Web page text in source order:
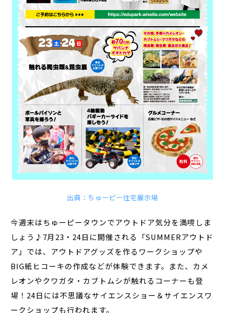
出典：ちゅーピー住宅展示場
今週末はちゅーピータウンでアウトドア気分を満喫しま
しょう♪7月23・24日に開催される「SUMMERアウトド
ア」では、アウトドアグッズを作るワークショップや
BIG紙ヒコーキの作成などが体験できます。また、カメ
レオンやクワガタ・カブトムシが触れるコーナーも登
場！24日には不思議なサイエンスショー＆サイエンスワ
ークショップも行われます。